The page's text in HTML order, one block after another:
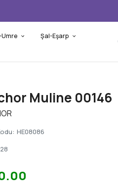
Şal-Eşarp
Muline 00146
: HE08086
28